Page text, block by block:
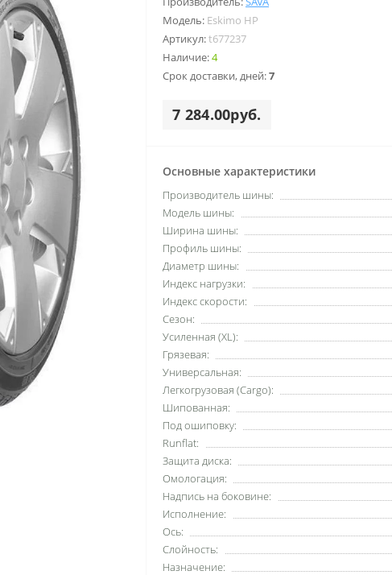
Модель: Eskimo HP
Артикул:t677237
Наличие:4
Срок доставки, дней:7
7 284.00руб.
Основные характеристики
Производитель шины:
Модель шины:
Ширина шины:
Профиль шины:
Диаметр шины:
Индекс нагрузки:
Индекс скорости:
Сезон:
Усиленная (XL):
Грязевая:
Универсальная:
Легкогрузовая (Cargo):
Шипованная:
Под ошиповку:
Runflat:
Защита диска:
Омологация:
Надпись на боковине:
Исполнение:
Ось:
Слойность:
Назначение: